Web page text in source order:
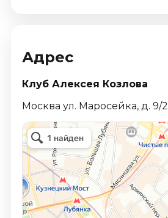
Адрес
Клуб Алексея Козлова
Москва ул. Маросейка, д. 9/2